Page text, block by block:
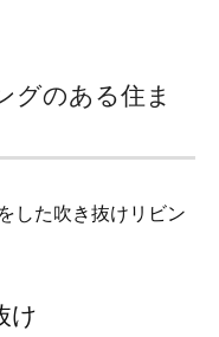
グのある住ま
した吹き抜けリビン
け